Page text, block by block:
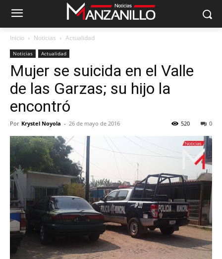
Inicio Noticias Actualidad
Noticias Actualidad
Mujer se suicida en el Valle
de las Garzas; su hijo la
encontró
Por Krystel Noyola - 26 de mayo de 2016 0
520